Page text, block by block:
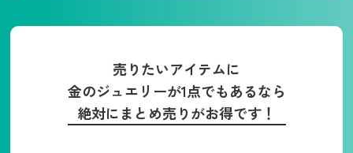
売りたいアイテムに
金のジュエリーが1点でもあるなら
絶対にまとめ売りがお得です！